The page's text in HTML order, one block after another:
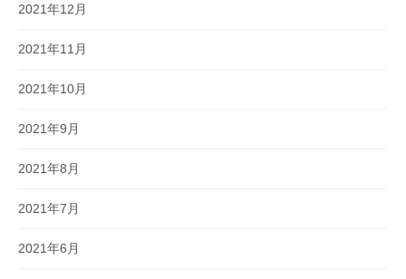
2021年12月
2021年11月
2021年10月
2021年9月
2021年8月
2021年7月
2021年6月